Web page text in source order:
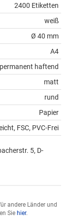
2400 Etiketten
weiß
Ø 40 mm
A4
permanent haftend
matt
rund
Papier
FSC, PVC-Frei
5, D-
andere Länder und
Sie hier.